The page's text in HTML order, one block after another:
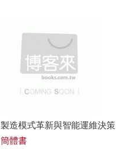
製造模式革新與智能運維決策
簡體書